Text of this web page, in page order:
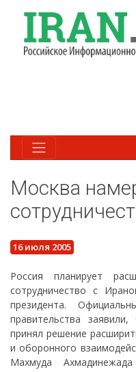
Москва
16 июля 2005
Россия планирует
сотрудничество с
президента.
правительства
принял решение
и оборонного
Махмуда